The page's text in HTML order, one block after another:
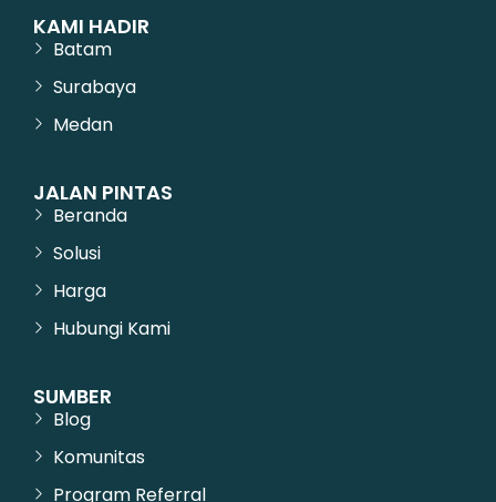
KAMI HADIR
Batam
Surabaya
Medan
JALAN PINTAS
Beranda
Solusi
Harga
Hubungi Kami
SUMBER
Blog
Komunitas
Program Referral